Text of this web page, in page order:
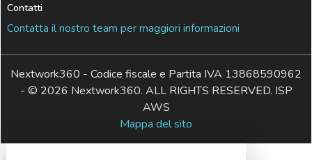
Contatti
Contatta il nostro team per maggiori informazioni
Nextwork360 - Codice fiscale e Partita IVA 13868590962
- © 2026 Nextwork360. ALL RIGHTS RESERVED. ISP
AWS
Mappa del sito